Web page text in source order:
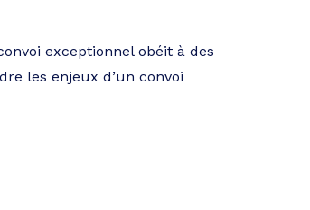
exceptionnel obéit à des
les enjeux d’un convoi